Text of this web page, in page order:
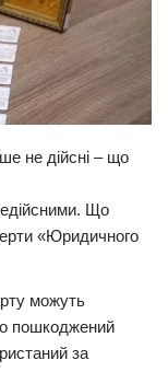
не дійсні – що
Що
«Юридичного
можуть
пошкоджений
за